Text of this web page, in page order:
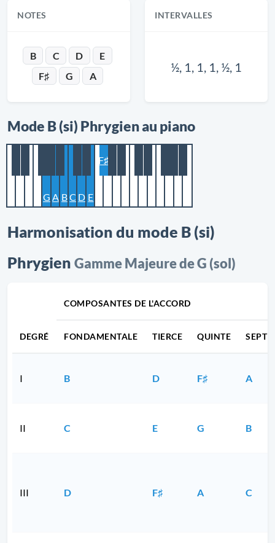
NOTES
B C D
E
F♯
G A
INTERVALLES
½, 1, 1, 1, ½, 1
Mode B (si) Phrygien au piano
G A BC D E
F♯
Harmonisation du mode B (si)
Phrygien Gamme Majeure de G (sol)
DEGRÉ
COMPOSANTES DE L'ACCORD
FONDAMENTALE TIERCE QUINTE
I B D F♯ A
II C E G B
III D F♯ A C